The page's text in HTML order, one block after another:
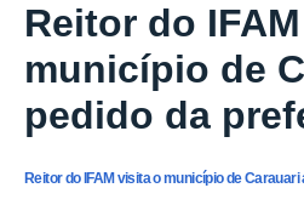
Reitor do
município de
pedido da
Reitor do IFAM visita o município de